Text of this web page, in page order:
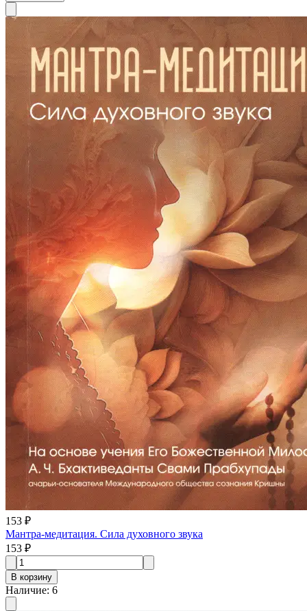
153 ₽
Мантра-медитация. Сила духовного звука
153 ₽
В корзину
Наличие: 6